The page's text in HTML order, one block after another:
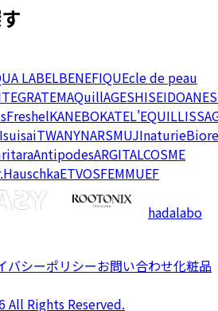
LABELBENEFIQUEcle de peau
MAQuillAGESHISEIDO
FreshelKANEBOKATEL'EQUIL
suisaiTWANYNARSMUJInaturieBiore
AntipodesARGITALCOSME
ETVOSFEMMUEF
hadalabo
バシーポリシーお問い合わせ化粧品
Rights Reserved.